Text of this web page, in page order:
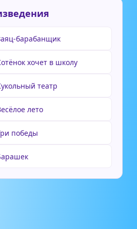
барабанщик
хочет в школу
театр
лето
победы